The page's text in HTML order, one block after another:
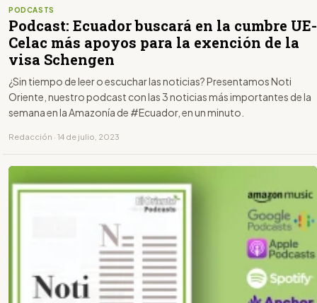
PODCASTS
Podcast: Ecuador buscará en la cumbre UE-
Celac más apoyos para la exención de la
visa Schengen
¿Sin tiempo de leer o escuchar las noticias? Presentamos Noti
Oriente, nuestro podcast con las 3 noticias más importantes de la
semana en la Amazonía de #Ecuador, en un minuto.
Redacción · 14 de julio, 2023